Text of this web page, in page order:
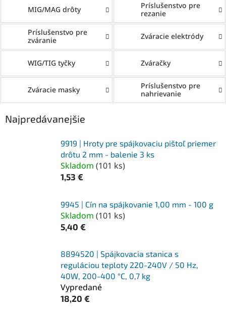
MIG/MAG drôty
Príslušenstvo pre
rezanie
Príslušenstvo pre
zváranie
Zváracie elektródy
WIG/TIG tyčky Zváračky
Zváracie masky
Príslušenstvo pre
nahrievanie
Najpredávanejšie
9919 | Hroty pre spájkovaciu pištoľ priemer
drôtu 2 mm - balenie 3 ks
Skladom (101 ks)
1,53 €
9945 | Cín na spájkovanie 1,00 mm - 100 g
Skladom (101 ks)
5,40 €
8894520 | Spájkovacia stanica s
reguláciou teploty 220-240V / 50 Hz,
40W, 200-400 °C, 0,7 kg
Vypredané
18,20 €